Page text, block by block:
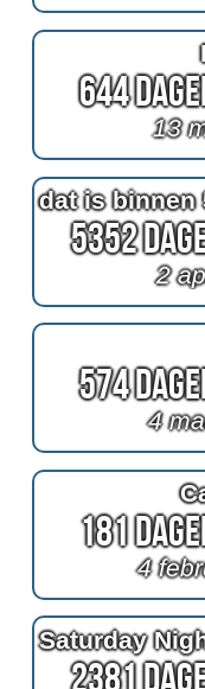
644
13
5352
2
574
4
181
4
2381